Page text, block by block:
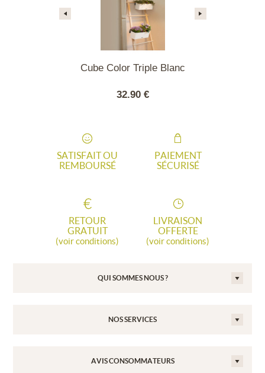
Cube Color Triple Blanc
32.90 €
SATISFAIT OU
REMBOURSÉ
PAIEMENT
SÉCURISÉ
RETOUR
GRATUIT
(voir conditions)
LIVRAISON
OFFERTE
(voir conditions)
QUI SOMMES NOUS ?
NOS SERVICES
AVIS CONSOMMATEURS